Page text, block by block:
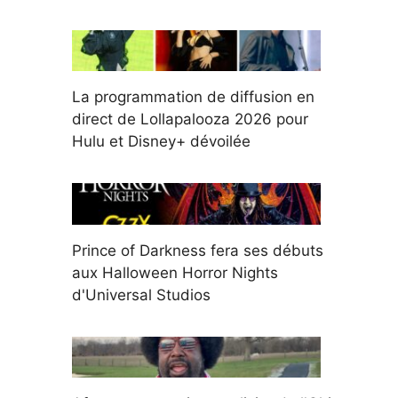
La programmation de diffusion en
direct de Lollapalooza 2026 pour
Hulu et Disney+ dévoilée
Prince of Darkness fera ses débuts
aux Halloween Horror Nights
d'Universal Studios